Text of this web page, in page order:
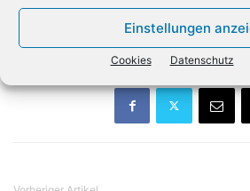
Einstellungen
Cookies Datenschutz
hinzu“, so Olivier Breittmayer, CEO